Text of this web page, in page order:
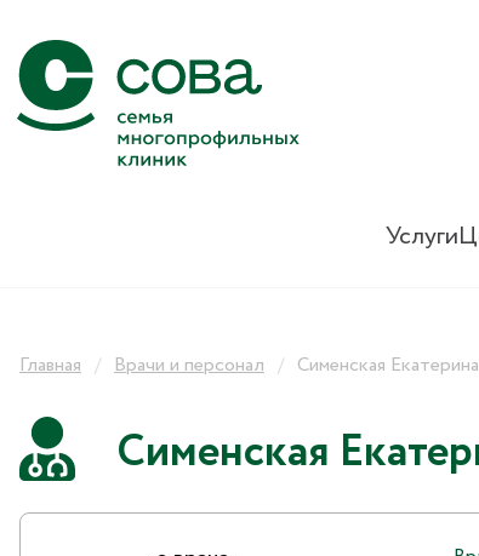
Услуги
Главная Врачи и персонал Сименская
Сименская